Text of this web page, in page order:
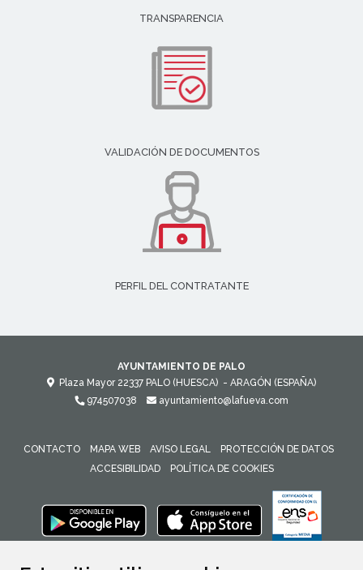
TRANSPARENCIA
VALIDACIÓN DE DOCUMENTOS
PERFIL DEL CONTRATANTE
AYUNTAMIENTO DE PALO
Plaza Mayor22337 PALO (HUESCA) - ARAGÓN (ESPAÑA)
974507038
ayuntamiento@lafueva.com
CONTACTO MAPA WEB AVISO LEGAL
PROTECCIÓN DE DATOS
ACCESIBILIDAD
POLÍTICA DE COOKIES